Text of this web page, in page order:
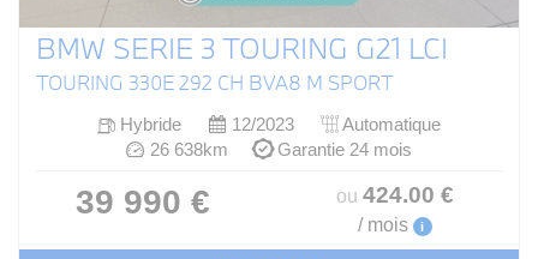
BMW SERIE 3 TOURING G21 LCI
TOURING 330E 292 CH BVA8 M SPORT
Hybride 12/2023
Automatique
26 638km
Garantie 24 mois
39 990 € ou 424.00 €
/ mois i